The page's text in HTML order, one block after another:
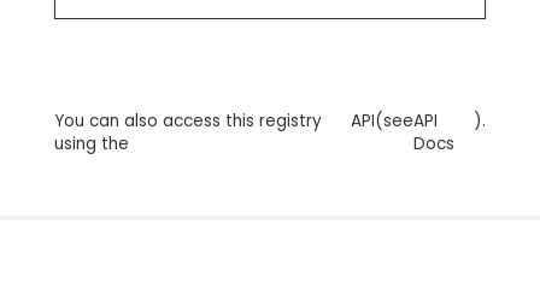
You can also access this registry
using the
API(seeAPI
Docs
).